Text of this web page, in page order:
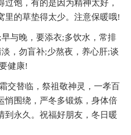
饱，有的是因为精神太好，
里的草垫得太少。注意保暖哦!
与晚，要添衣;多饮水，常排
，勿盲补;少熬夜，养心肝;谈
健康!
交替临，祭祖敬神灵，一孝百
悄围绕，严冬多锻炼，身体倍
到永久。祝福好朋友，冬日暖